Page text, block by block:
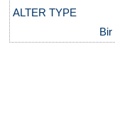
ALTER TYPE
Bir